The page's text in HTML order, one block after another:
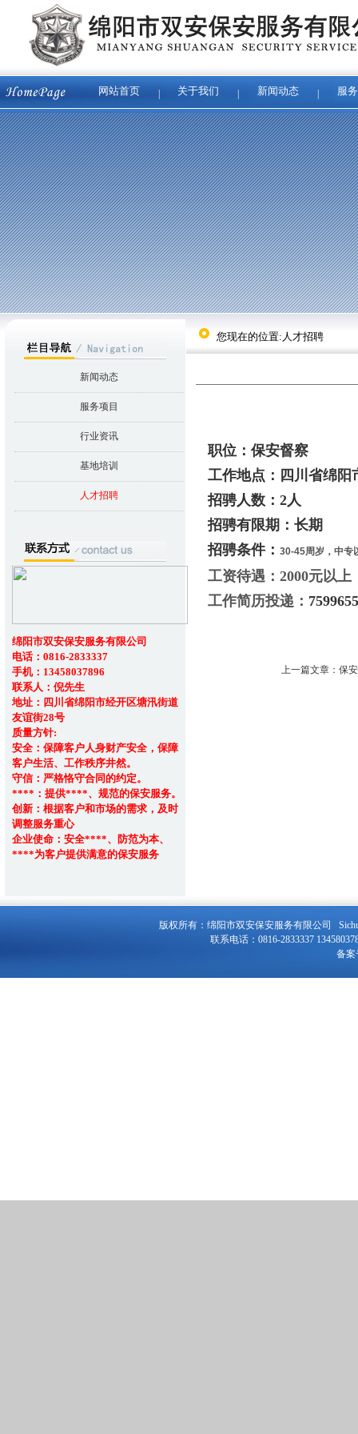
网站首页 关于我们 新闻动态 服
新闻动态
服务项目
行业资讯
基地培训
人才招聘
绵阳市双安保安服务有限公司
电话：0816-2833337
手机：13458037896
联系人：倪先生
地址：四川省绵阳市经开区塘汛街道
友谊街28号
质量方针:
安全：保障客户人身财产安全，保障
客户生活、工作秩序井然。
守信：严格恪守合同的约定。
****：提供****、规范的保安服务。
创新：根据客户和市场的需求，及时
调整服务重心
企业使命：安全****、防范为本、
****为客户提供满意的保安服务
您现在的位置:人才招聘
职位：保安督察
工作地点：四川省绵阳
招骋人数：2人
招骋有限期：长期
招骋条件： 30-45周岁，中专
工资待遇：2000元以
工作简历投递：
上一篇文章： 保
版权所有：绵阳市双安保安服务有限公司
联系电话：0816-2833337
备案